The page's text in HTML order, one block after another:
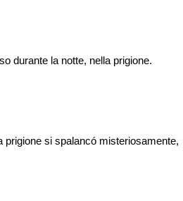
durante la notte, nella prigione.
prigione si spalancó misteriosamente,